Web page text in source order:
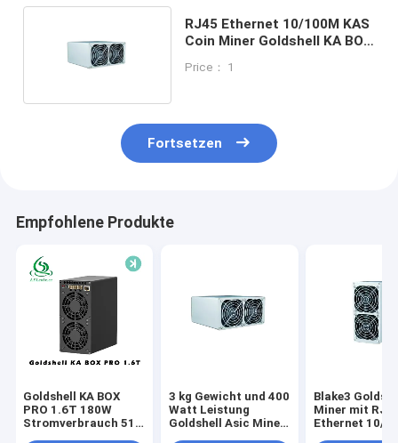
RJ45 Ethernet 10/100M KAS
Coin Miner Goldshell KA BOX
Price： 1
Fortsetzen
Empfohlene Produkte
Goldshell KA BOX
PRO 1.6T 180W
Stromverbrauch 512
3 kg Gewicht und 400
Watt Leistung
Goldshell Asic Miner
Blake3
Miner mit
Ethernet 10/